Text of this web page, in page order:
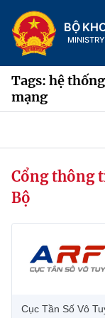
BỘ
Trang chủ
Giới thiệu
Cơ cấu tổ
Lịch sử phát
Khoa học và
Đổi mới sáng
Dịch vụ công
Tags: hệ
mạng
Cổng thông
Bộ
Cục Tần Số Vô